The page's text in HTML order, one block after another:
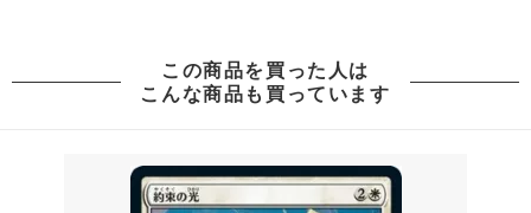
この商品を買った人は
こんな商品も買っています